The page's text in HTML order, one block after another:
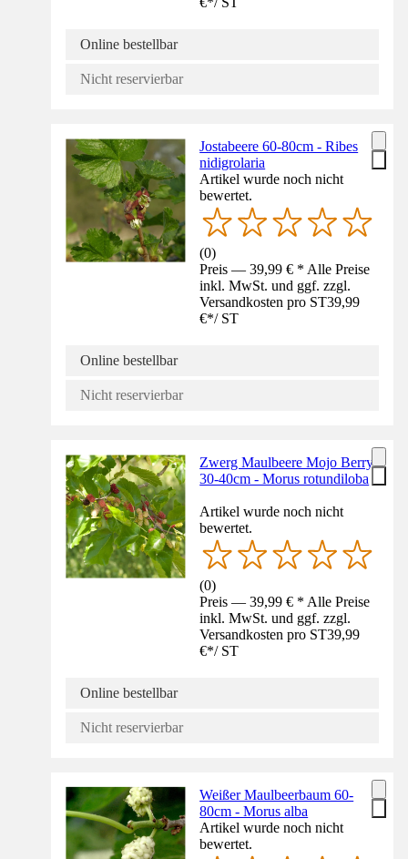
Online bestellbar
Nicht reservierbar
Jostabeere 60-80cm - Ribes
nidigrolaria
Artikel wurde noch nicht
bewertet.
(0)
Preis — 39,99 € * Alle Preise
inkl. MwSt. und ggf. zzgl.
Versandkosten pro ST39,99
€*/ ST
Online bestellbar
Nicht reservierbar
Zwerg Maulbeere Mojo Berry
30-40cm - Morus rotundiloba
Artikel wurde noch nicht
bewertet.
(0)
Preis — 39,99 € * Alle Preise
inkl. MwSt. und ggf. zzgl.
Versandkosten pro ST39,99
€*/ ST
Online bestellbar
Nicht reservierbar
Weißer Maulbeerbaum 60-
80cm - Morus alba
Artikel wurde noch nicht
bewertet.